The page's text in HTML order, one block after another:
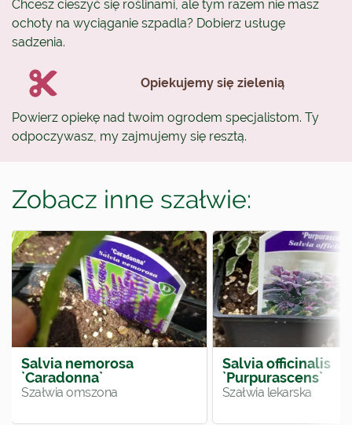
Chcesz cieszyć się roślinami, ale tym razem nie masz
ochoty na wyciąganie szpadla? Dobierz usługę
sadzenia.
Opiekujemy się zielenią
Powierz opiekę nad twoim ogrodem specjalistom. Ty
odpoczywasz, my zajmujemy się resztą.
Zobacz inne szałwie:
Salvia nemorosa
`Caradonna`
Szałwia omszona
Salvia officinalis
`Purpurascens`
Szałwia lekarska